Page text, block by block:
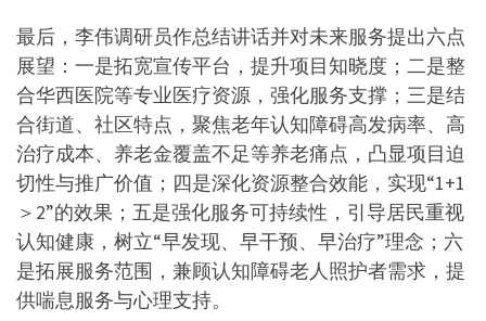
最后，李伟调研员作总结讲话并对未来服务提出六点
展望：一是拓宽宣传平台，提升项目知晓度；二是整
合华西医院等专业医疗资源，强化服务支撑；三是结
合街道、社区特点，聚焦老年认知障碍高发病率、高
治疗成本、养老金覆盖不足等养老痛点，凸显项目迫
切性与推广价值；四是深化资源整合效能，实现“1+1
＞2”的效果；五是强化服务可持续性，引导居民重视
认知健康，树立“早发现、早干预、早治疗”理念；六
是拓展服务范围，兼顾认知障碍老人照护者需求，提
供喘息服务与心理支持。